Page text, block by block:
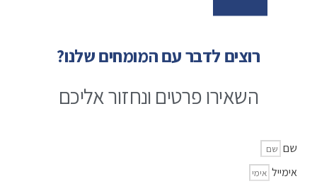
רוצים לדבר עם המומחים שלנו?
השאירו פרטים ונחזור אליכם
שם
אימייל